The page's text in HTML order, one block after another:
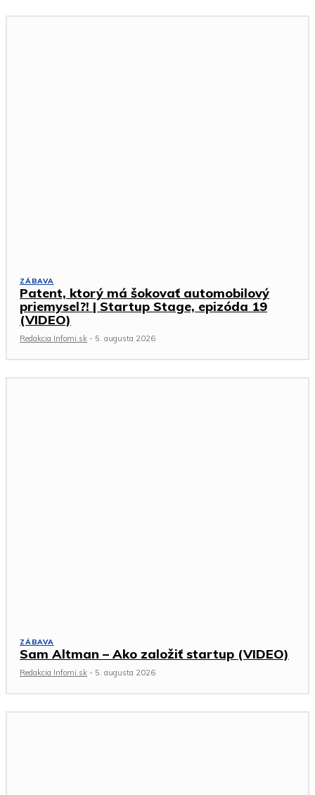
ZÁBAVA
Patent, ktorý má šokovať automobilový
priemysel?! | Startup Stage, epizóda 19
(VIDEO)
Redakcia Infomi.sk - 5. augusta 2026
ZÁBAVA
Sam Altman – Ako založiť startup (VIDEO)
Redakcia Infomi.sk - 5. augusta 2026